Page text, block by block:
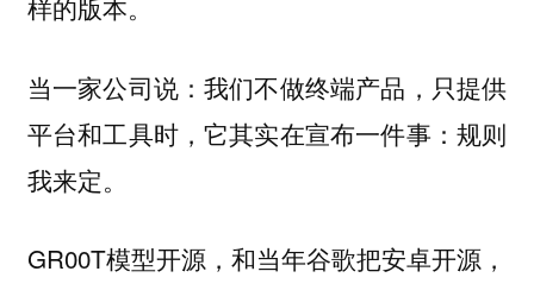
样的版本。
当一家公司说：我们不做终端产品，只提供
平台和工具时，它其实在宣布一件事：规则
我来定。
GR00T模型开源，和当年谷歌把安卓开源，